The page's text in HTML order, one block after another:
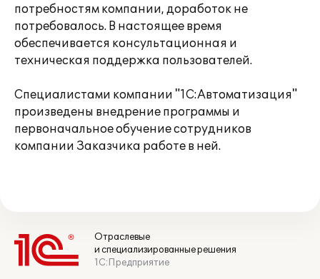
потребностям компании, доработок не
потребовалось. В настоящее время
обеспечивается консультационная и
техническая поддержка пользователей.
Специалистами компании "1С:Автоматизация"
произведены внедрение программы и
первоначальное обучение сотрудников
компании Заказчика работе в ней.
Отраслевые
и специализированные решения
1С:Предприятие